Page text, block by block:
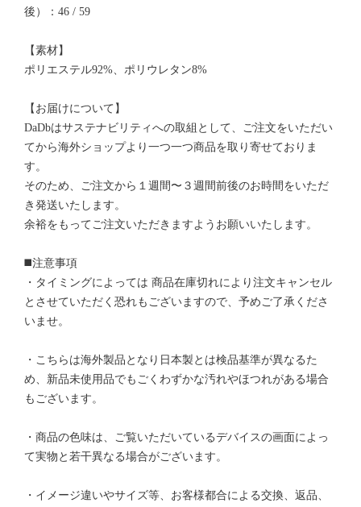
後）：46 / 59
【素材】
ポリエステル92%、ポリウレタン8%
【お届けについて】
DaDbはサステナビリティへの取組として、ご注文をいただい
てから海外ショップより一つ一つ商品を取り寄せておりま
す。
そのため、ご注文から１週間〜３週間前後のお時間をいただ
き発送いたします。
余裕をもってご注文いただきますようお願いいたします。
◼️注意事項
・タイミングによっては 商品在庫切れにより注文キャンセル
とさせていただく恐れもございますので、予めご了承くださ
いませ。
・こちらは海外製品となり日本製とは検品基準が異なるた
め、新品未使用品でもごくわずかな汚れやほつれがある場合
もございます。
・商品の色味は、ご覧いただいているデバイスの画面によっ
て実物と若干異なる場合がございます。
・イメージ違いやサイズ等、お客様都合による交換、返品、